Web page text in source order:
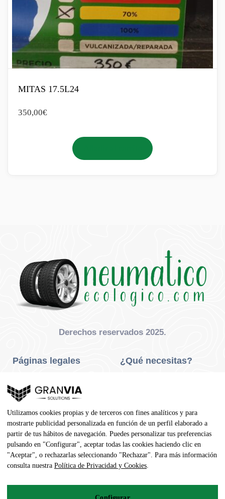
MITAS 17.5L24
350,00€
Derechos reservados 2025.
Páginas legales
Privacidad Y Cookies
Aviso Legal
Condiciones De Compra
Contacto
¿Qué necesitas?
Neumáticos Agrícola
Dirección
Utilizamos cookies propias y de terceros con fines analíticos y para
mostrarte publicidad personalizada en función de un perfil elaborado a
partir de tus hábitos de navegación. Puedes personalizar tus preferencias
pulsando en "Configurar", aceptar todas las cookies haciendo clic en
"Aceptar", o rechazarlas seleccionando "Rechazar". Para más información
consulta nuestra Política de Privacidad y Cookies.
Configurar